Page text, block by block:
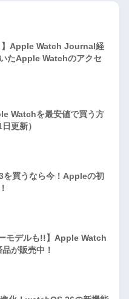
】Apple Watch Journal経
たApple Watchのアクセ
Watchを最安値で買う方
更新）
買うなら今！Appleの初
モデルも!!】Apple Watch
が販売中！